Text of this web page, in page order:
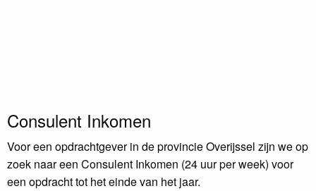
Consulent Inkomen
Voor een opdrachtgever in de provincie Overijssel zijn we op
zoek naar een Consulent Inkomen (24 uur per week) voor
een opdracht tot het einde van het jaar.